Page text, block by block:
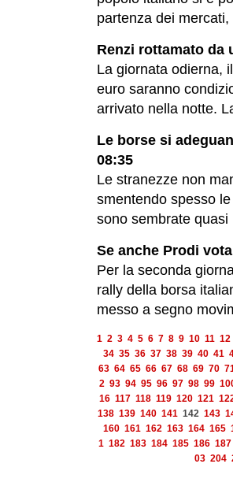
partenza dei
Renzi rottamato da
La giornata odierna,
euro saranno
arrivato nella notte.
Le borse si
08:35
Le stranezze non
smentendo spesso
sono sembrate
Se anche Prodi
Per la seconda
rally della borsa
messo a segno
1 2 3 4 5 6 7 8 9 10 11 12
34 35 36 37 38 39 40 41
63 64 65 66 67 68 69 70
2 93 94 95 96 97 98 99
16 117 118 119 120 121
138 139 140 141 142 143
160 161 162 163 164 165
1 182 183 184 185 186 187
03 204